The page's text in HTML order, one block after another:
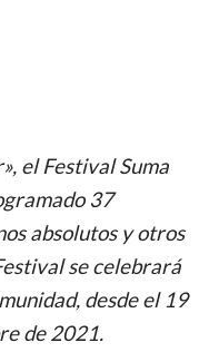
el Festival Suma
37
absolutos y otros
se celebrará
desde el 19
de 2021.